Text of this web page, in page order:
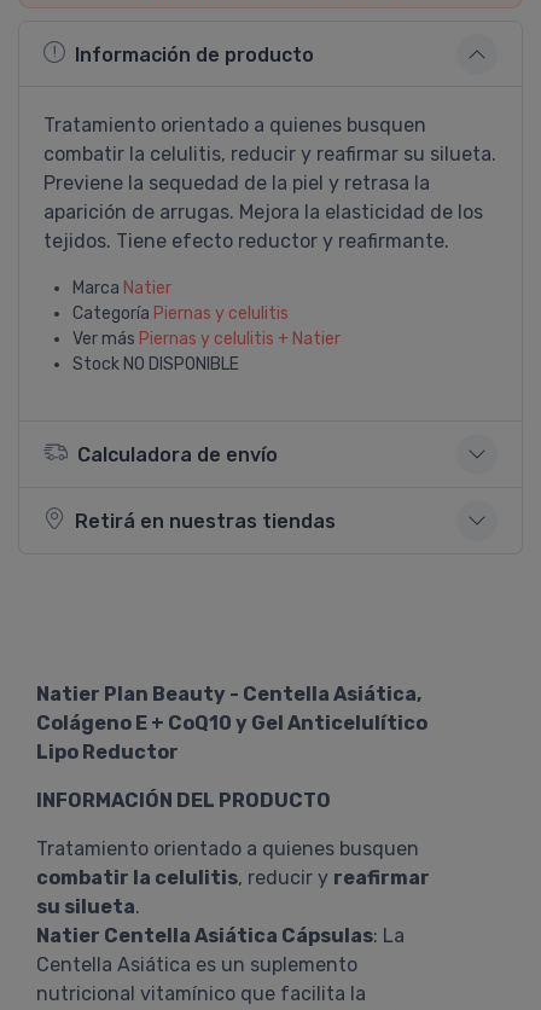
Información de producto
Tratamiento orientado a quienes busquen
combatir la celulitis, reducir y reafirmar su silueta.
Previene la sequedad de la piel y retrasa la
aparición de arrugas. Mejora la elasticidad de los
tejidos. Tiene efecto reductor y reafirmante.
Marca Natier
Categoría Piernas y celulitis
Ver más Piernas y celulitis + Natier
Stock NO DISPONIBLE
Calculadora de envío
Retirá en nuestras tiendas
Natier Plan Beauty - Centella Asiática,
Colágeno E + CoQ10 y Gel Anticelulítico
Lipo Reductor
INFORMACIÓN DEL PRODUCTO
Tratamiento orientado a quienes busquen
combatir la celulitis, reducir y reafirmar
su silueta.
Natier Centella Asiática Cápsulas: La
Centella Asiática es un suplemento
nutricional vitamínico que facilita la